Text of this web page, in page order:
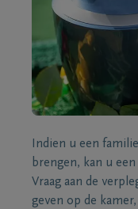
Indien u een
brengen, kan u
Vraag aan de
geven op de